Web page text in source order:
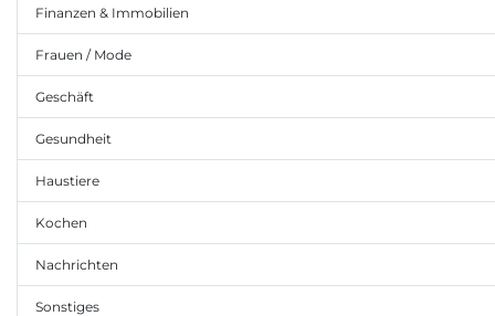
Finanzen & Immobilien
Frauen / Mode
Geschäft
Gesundheit
Haustiere
Kochen
Nachrichten
Sonstiges